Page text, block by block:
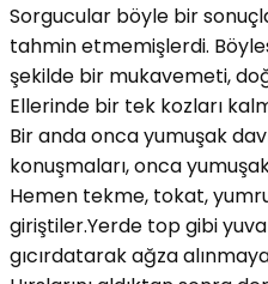
Sorgucular böyle bir
tahmin etmemişlerdi.
şekilde bir mukavemeti,
Ellerinde bir tek kozları
Bir anda onca yumuşak
konuşmaları, onca
Hemen tekme, tokat,
giriştiler.Yerde top gibi
gıcırdatarak ağza